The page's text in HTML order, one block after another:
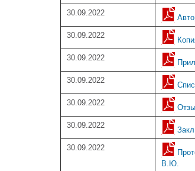
30.09.2022
30.09.2022
30.09.2022
30.09.2022
30.09.2022
30.09.2022
30.09.2022
В.Ю.